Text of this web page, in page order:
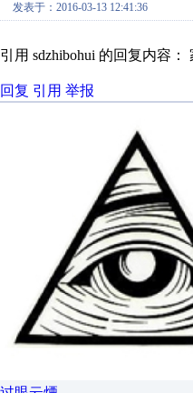
发表于：2016-03-13 12:41:36
引用 sdzhibohui 的回复
回复 引用 举报